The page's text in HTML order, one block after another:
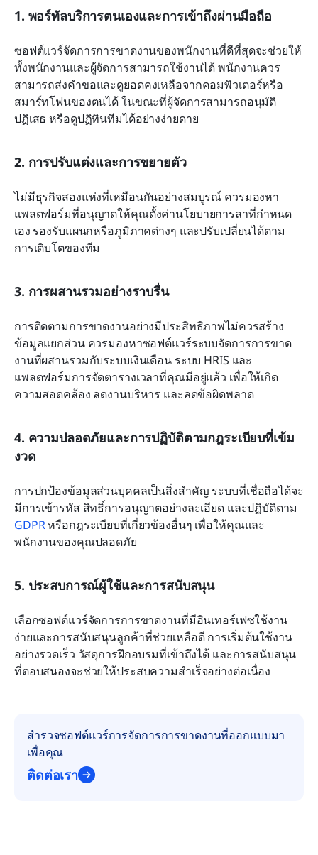
1. พอร์ทัลบริการตนเองและการเข้าถึงผ่านมือถือ
ซอฟต์แวร์จัดการการขาดงานของพนักงานที่ดีที่สุดจะช่วยให้
ทั้งพนักงานและผู้จัดการสามารถใช้งานได้ พนักงานควร
สามารถส่งคำขอและดูยอดคงเหลือจากคอมพิวเตอร์หรือ
สมาร์ทโฟนของตนได้ ในขณะที่ผู้จัดการสามารถอนุมัติ
ปฏิเสธ หรือดูปฏิทินทีมได้อย่างง่ายดาย
2. การปรับแต่งและการขยายตัว
ไม่มีธุรกิจสองแห่งที่เหมือนกันอย่างสมบูรณ์ ควรมองหา
แพลตฟอร์มที่อนุญาตให้คุณตั้งค่านโยบายการลาที่กำหนด
เอง รองรับแผนกหรือภูมิภาคต่างๆ และปรับเปลี่ยนได้ตาม
การเติบโตของทีม
3. การผสานรวมอย่างราบรื่น
การติดตามการขาดงานอย่างมีประสิทธิภาพไม่ควรสร้าง
ข้อมูลแยกส่วน ควรมองหาซอฟต์แวร์ระบบจัดการการขาด
งานที่ผสานรวมกับระบบเงินเดือน ระบบ HRIS และ
แพลตฟอร์มการจัดตารางเวลาที่คุณมีอยู่แล้ว เพื่อให้เกิด
ความสอดคล้อง ลดงานบริหาร และลดข้อผิดพลาด
4. ความปลอดภัยและการปฏิบัติตามกฎระเบียบที่เข้ม
งวด
การปกป้องข้อมูลส่วนบุคคลเป็นสิ่งสำคัญ ระบบที่เชื่อถือได้จะ
GDPR หรือกฎระเบียบที่เกี่ยวข้องอื่นๆ เพื่อให้คุณและ
พนักงานของคุณปลอดภัย
5. ประสบการณ์ผู้ใช้และการสนับสนุน
เลือกซอฟต์แวร์จัดการการขาดงานที่มีอินเทอร์เฟซใช้งาน
ง่ายและการสนับสนุนลูกค้าที่ช่วยเหลือดี การเริ่มต้นใช้งาน
อย่างรวดเร็ว วัสดุการฝึกอบรมที่เข้าถึงได้ และการสนับสนุน
ที่ตอบสนองจะช่วยให้ประสบความสำเร็จอย่างต่อเนื่อง
สำรวจซอฟต์แวร์การจัดการการขาดงานที่ออกแบบมา
เพื่อคุณ
ติดต่อเรา